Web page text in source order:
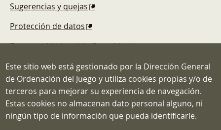
Sugerencias y quejas
Protección de datos
Esquema Nacional de Seguridad
Dirección General de Ordenación del
Juego
Este sitio web está gestionado por la Dirección General
de Ordenación del Juego y utiliza cookies propias y/o de
terceros para mejorar su experiencia de navegación.
Estas cookies no almacenan dato personal alguno, ni
ningún tipo de información que pueda identificarle.